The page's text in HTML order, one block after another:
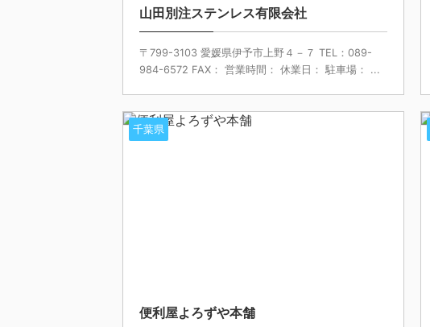
山田別注ステンレス有限会社
〒799-3103 愛媛県伊予市上野４－７ TEL：089-
984-6572 FAX： 営業時間： 休業日： 駐車場： ...
千葉県
便利屋よろずや本舗